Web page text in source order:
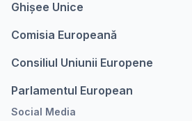
Ghișee Unice
Comisia Europeanǎ
Consiliul Uniunii Europene
Parlamentul European
Social Media